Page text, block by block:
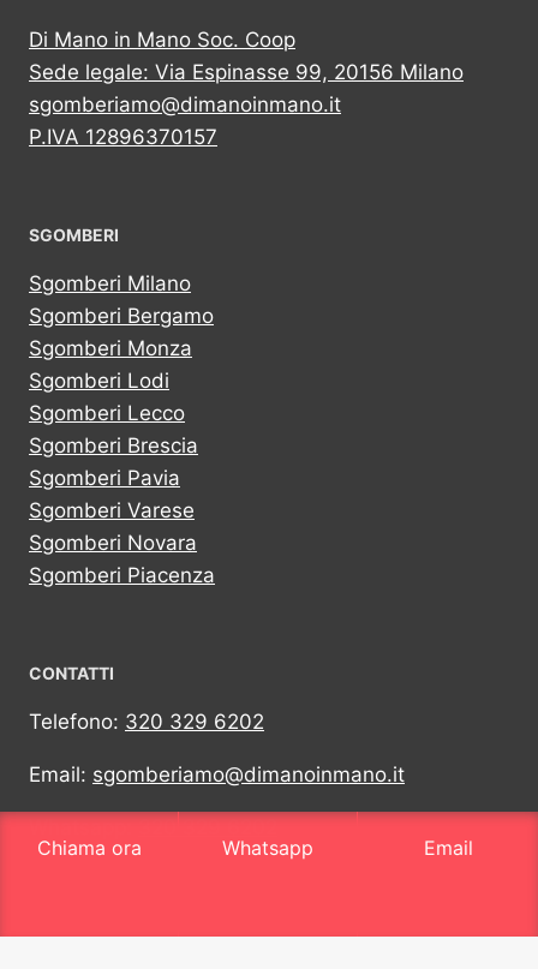
Di Mano in Mano Soc. Coop
Sede legale: Via Espinasse 99, 20156 Milano
sgomberiamo@dimanoinmano.it
P.IVA 12896370157
SGOMBERI
Sgomberi Milano
Sgomberi Bergamo
Sgomberi Monza
Sgomberi Lodi
Sgomberi Lecco
Sgomberi Brescia
Sgomberi Pavia
Sgomberi Varese
Sgomberi Novara
Sgomberi Piacenza
CONTATTI
Telefono: 320 329 6202
Email: sgomberiamo@dimanoinmano.it
Chiama ora
Whatsapp Email